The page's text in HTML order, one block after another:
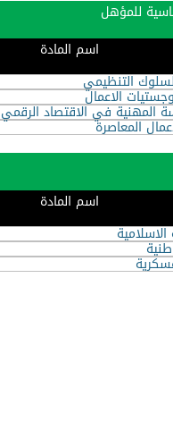
للمؤهل
اسم المادة
التنظيمي
الاعمال
المهنية في الاقتصاد الرقمي
المعاصرة
اسم المادة
الاسلامية